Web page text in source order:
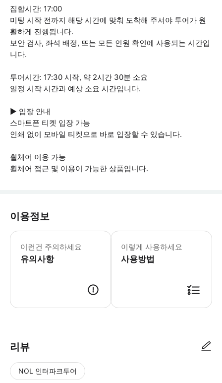
집합시간: 17:00
미팅 시작 전까지 해당 시간에 맞춰 도착해 주셔야 투어가 원
활하게 진행됩니다.
보안 검사, 좌석 배정, 또는 모든 인원 확인에 사용되는 시간입
니다.
투어시간: 17:30 시작, 약 2시간 30분 소요
일정 시작 시간과 예상 소요 시간입니다.
▶ 입장 안내
스마트폰 티켓 입장 가능
인쇄 없이 모바일 티켓으로 바로 입장할 수 있습니다.
휠체어 이용 가능
휠체어 접근 및 이용이 가능한 상품입니다.
이용정보
이런건 주의하세요
유의사항
이렇게 사용하세요
사용방법
리뷰
NOL 인터파크투어